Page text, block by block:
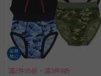
滿2件95折，滿3件9折